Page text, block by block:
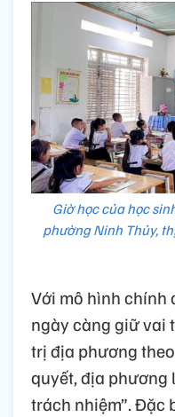
Giờ học của học
phường Ninh Thủy,
Với mô hình chính
ngày càng giữ vai
trị địa phương
quyết, địa phương
trách nhiệm”. Đặc